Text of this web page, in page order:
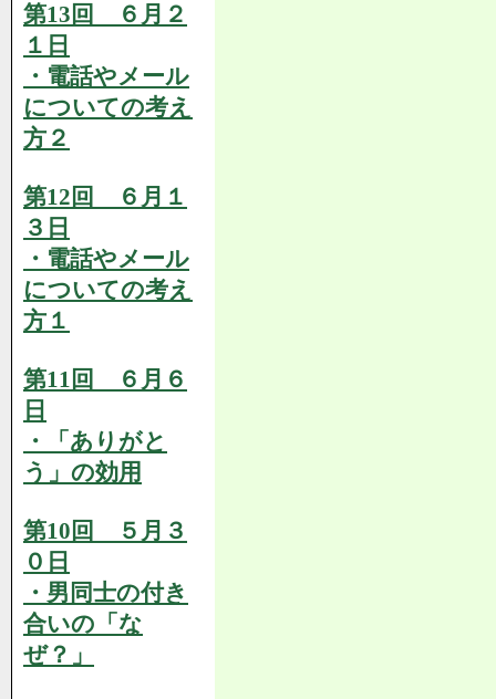
第13回 ６月２
１日
・電話やメール
についての考え
方２
第12回 ６月１
３日
・電話やメール
についての考え
方１
第11回 ６月６
日
・「ありがと
う」の効用
第10回 ５月３
０日
・男同士の付き
合いの「な
ぜ？」